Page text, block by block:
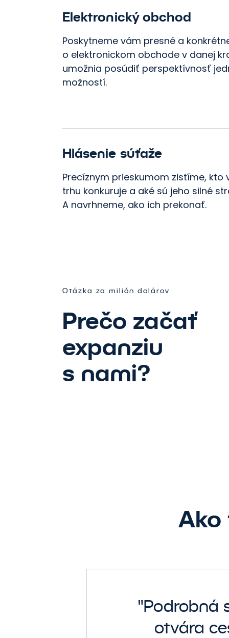
Elektronický obchod
Poskytneme vám presné a
o elektronickom obchode v danej
umožnia posúdiť perspektívnosť
možností.
Hlásenie súťaže
Precíznym prieskumom zistíme, kto
trhu konkuruje a aké sú jeho silné
A navrhneme, ako ich prekonať.
Otázka za milión dolárov
Prečo začať
expanziu
s nami?
Ako
"Podrobná
otvára